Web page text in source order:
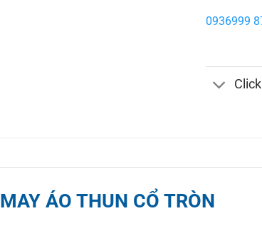
0936999
MAY ÁO THUN CỔ TRÒN